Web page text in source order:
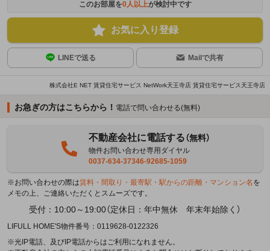
このお部屋を0人以上が検討中です
お気に入り登録
LINEで送る Mailで共有
株式会社E NET 賃貸住宅サービス NetWork天王寺店 賃貸住宅サービス天王寺店
お急ぎの方はこちらから！ 電話で問い合わせる(無料)
不動産会社に電話する（無料）
物件お問い合わせ専用ダイヤル
0037-634-37346-92685-1059
※お問い合わせの際は賃料・間取り・最寄駅・駅からの距離・マンション名 を
メモの上、ご連絡いただくとスムーズです。
受付：10:00～19:00（定休日：年中無休 年末年始除く）
LIFULL HOME'S物件番号：0119628-0122326
※光IP電話、及びIP電話からはご利用になれません。